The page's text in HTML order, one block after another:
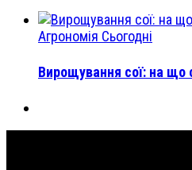
Агрономія Сьогодні
Вирощування сої: на що